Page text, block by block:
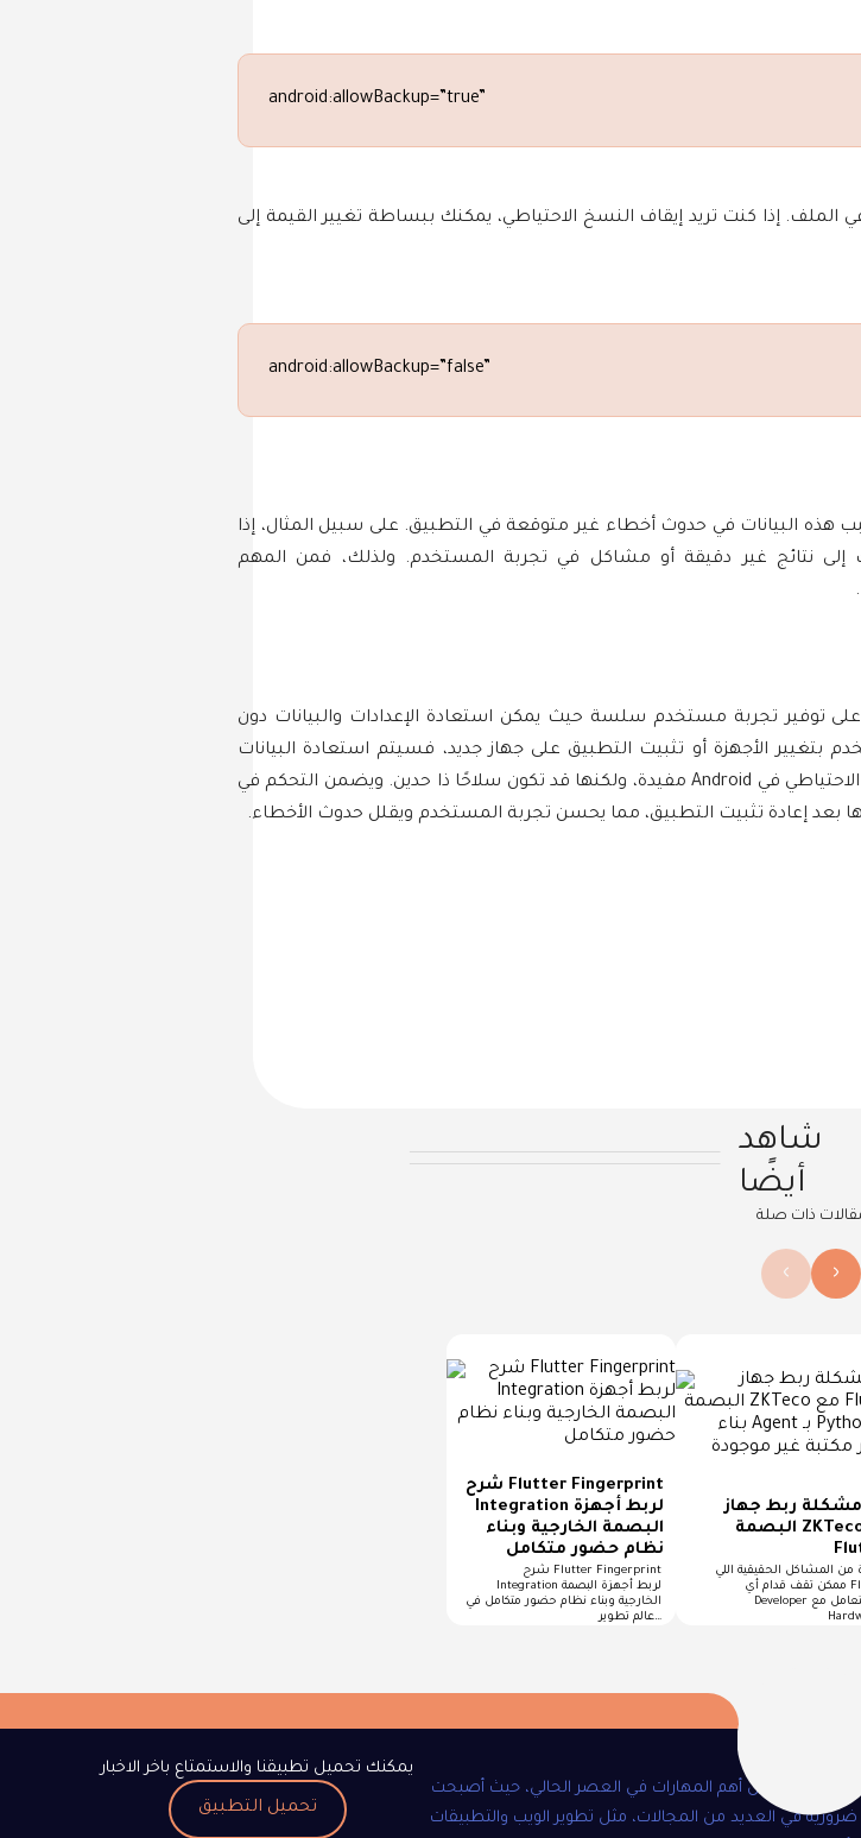
android:allowBackup=”true”
إذا كنت تريد إيقاف النسخ الاحتياطي، يمكنك ببساطة تغيير القيمة إلى
android:allowBackup=”false”
هذه البيانات في حدوث أخطاء غير متوقعة في التطبيق. على سبيل المثال، إذا
إلى نتائج غير دقيقة أو مشاكل في تجربة المستخدم. ولذلك، فمن المهم
توفير تجربة مستخدم سلسة حيث يمكن استعادة الإعدادات والبيانات دون
بتغيير الأجهزة أو تثبيت التطبيق على جهاز جديد، فسيتم استعادة البيانات
تلقائيًا دون الحاجة إلى إعادة تكوين التطبيق.يمكن أن تكون ميزة النسخ الاحتياطي في Android مفيدة، ولكنها قد تكون سلاحًا ذا حدين. ويضمن التحكم في
بعد إعادة تثبيت التطبيق، مما يحسن تجربة المستخدم ويقلل حدوث الأخطاء.
شاهد
أيضًا
ذات صلة
‹
›
ربط جهاز
البصمة ZKTeco مع
من المشاكل الحقيقية اللي
ممكن تقف قدام أي Flutter
Developer هي التعامل مع
شرح Flutter Fingerprint
Integration لربط أجهزة
البصمة الخارجية وبناء
نظام حضور متكامل
شرح Flutter Fingerprint
Integration لربط أجهزة البصمة
الخارجية وبناء نظام حضور متكامل في
عالم تطوير…
تعد البرمجة من أهم المهارات في العصر الحالي، حيث أصبحت
ضرورية في العديد من المجالات، مثل تطوير الويب والتطبيقات
يمكنك تحميل تطبيقنا والاستمتاع باخر الاخبار
تحميل التطبيق